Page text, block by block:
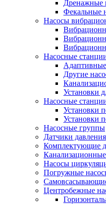
Дренажные
Фекальные
Насосы
Насосные
Другие
Установки
Насосные
Установки
Установки
Насосные группы
Датчики давления
Комплектующие
Насосы
Погружные
Центробежные